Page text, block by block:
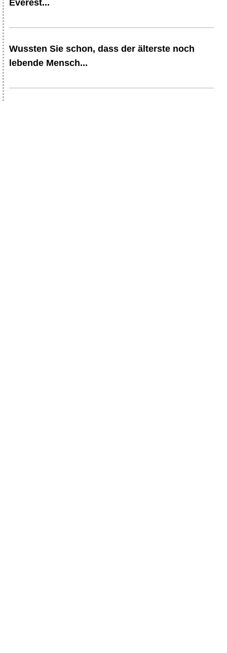
Everest...
Wussten Sie schon, dass der älterste noch
lebende Mensch...